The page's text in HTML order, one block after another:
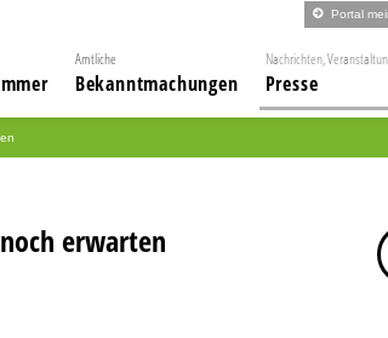
Portal
Amtliche
Bekanntmachungen
Nachrichten,
Presse
erwarten